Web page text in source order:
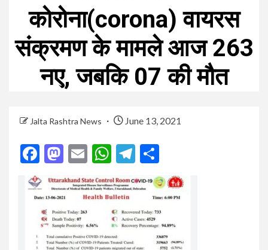
कोरोना(corona) वायरस
संक्रमण के मामले आज 263
नए, जबकि 07 की मौत
Jalta Rashtra News June 13, 2021
Facebook
Mastodon
EmailWhatsApp
Telegram